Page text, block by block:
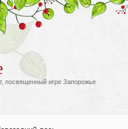
посвященный игре Запорожье